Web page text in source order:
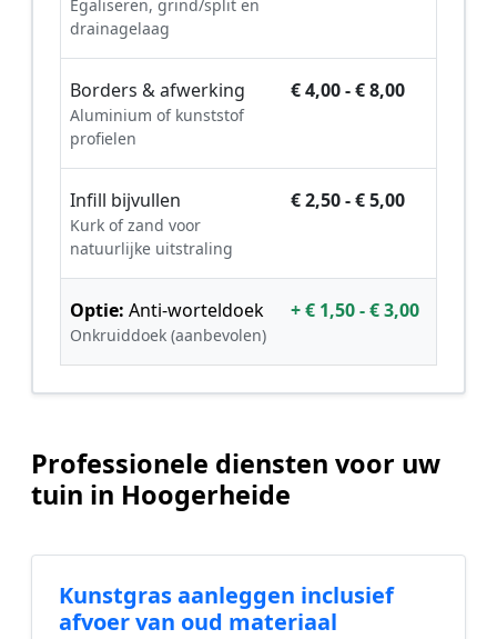
Egaliseren, grind/split en
drainagelaag
Borders & afwerking
Aluminium of kunststof
profielen
€ 4,00 - € 8,00
Infill bijvullen
Kurk of zand voor
natuurlijke uitstraling
€ 2,50 - € 5,00
Optie: Anti-worteldoek
Onkruiddoek (aanbevolen)
+ € 1,50 - € 3,00
Professionele diensten voor uw
tuin in Hoogerheide
Kunstgras aanleggen inclusief
afvoer van oud materiaal